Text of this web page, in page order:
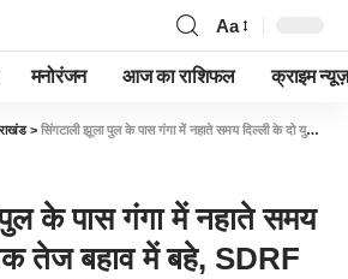
Aa
मनोरंजन आज का राशिफल क्राइम न्यूज़
> सिंगटाली झूला पुल के पास गंगा में नहाते समय दिल्ली के दो युवक तेज बहाव में बहे, SDRF का सर्च ऑपरेशन जारी-Newsnetra
के पास गंगा में नहाते समय
तेज बहाव में बहे, SDRF